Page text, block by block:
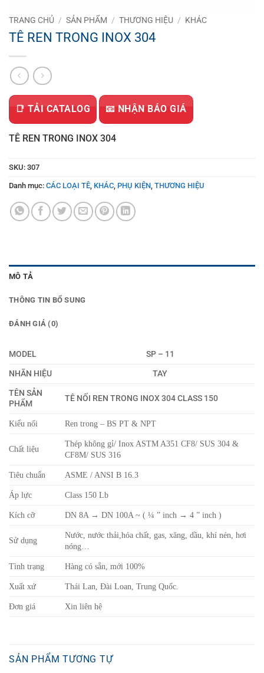
TRANG CHỦ / SẢN PHẨM / THƯƠNG HIỆU / KHÁC
TÊ REN TRONG INOX 304
📑 TẢI CATALOG 📧 NHẬN BÁO GIÁ
TÊ REN TRONG INOX 304
SKU: 307
Danh mục: CÁC LOẠI TÊ KHÁC PHỤ KIỆN THƯƠNG HIỆU
MÔ TẢ
THÔNG TIN BỔ SUNG
ĐÁNH GIÁ (0)
MODEL
SP – 11
NHÃN HIỆU
TAY
TÊN SẢN
PHẨM
TÊ NỐI REN TRONG INOX 304 CLASS 150
Kiểu nối Ren trong – BS PT & NPT
Chất liệu
Thép không gỉ/ Inox ASTM A351 CF8/ SUS 304 &
CF8M/ SUS 316
Tiêu chuẩn ASME / ANSI B 16.3
Áp lực Class 150 Lb
Kích cỡ DN 8A → DN 100A ~ ( ¼ ” inch → 4 ” inch )
Sử dụng
Nước, nước thải,hóa chất, gas, xăng, dầu, khí nén, hơi
nóng…
Tình trạng Hàng có sẵn, mới 100%
Xuất xứ Thái Lan, Đài Loan, Trung Quốc.
Đơn giá Xin liên hệ
SẢN PHẨM TƯƠNG TỰ